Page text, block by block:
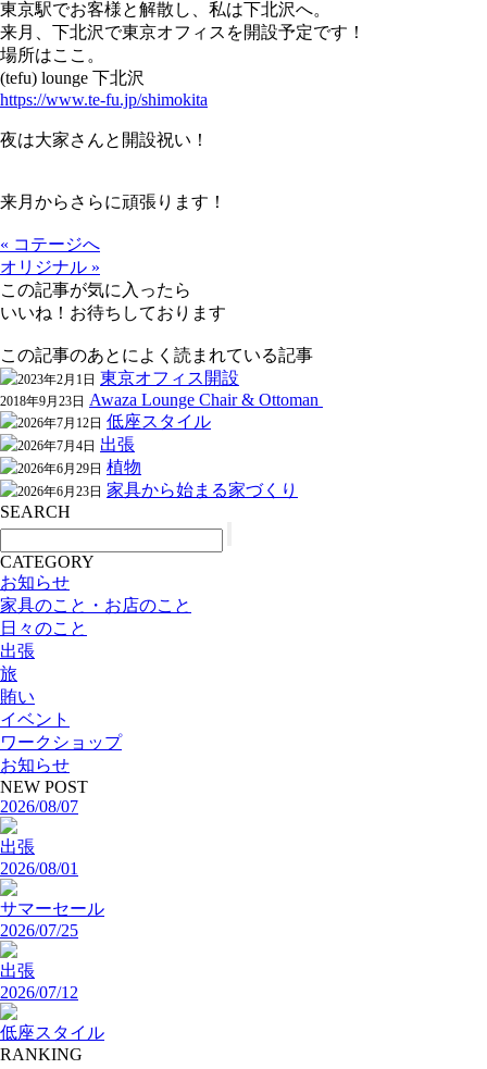
東京駅でお客様と解散し、私は下北沢へ。
来月、下北沢で東京オフィスを開設予定です！
場所はここ。
(tefu) lounge 下北沢
https://www.te-fu.jp/shimokita
夜は大家さんと開設祝い！
来月からさらに頑張ります！
« コテージへ
オリジナル »
この記事が気に入ったら
いいね！お待ちしております
この記事のあとによく読まれている記事
2023年2月1日 東京オフィス開設
2018年9月23日 Awaza Lounge Chair & Ottoman
2026年7月12日 低座スタイル
2026年7月4日 出張
2026年6月29日 植物
2026年6月23日 家具から始まる家づくり
SEARCH
CATEGORY
お知らせ
家具のこと・お店のこと
日々のこと
出張
旅
賄い
イベント
ワークショップ
お知らせ
NEW POST
2026/08/07
出張
2026/08/01
サマーセール
2026/07/25
出張
2026/07/12
低座スタイル
RANKING